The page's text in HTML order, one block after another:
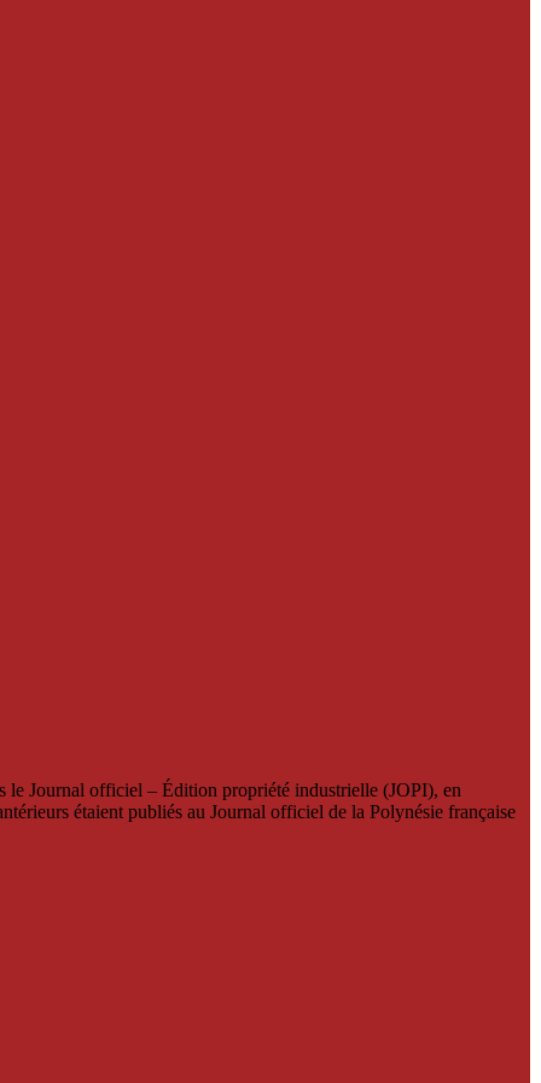
le Journal officiel – Édition propriété industrielle (JOPI), en
étaient publiés au Journal officiel de la Polynésie française